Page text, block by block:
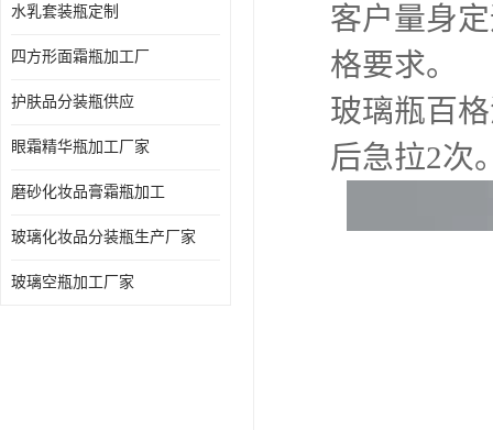
水乳套装瓶定制
四方形面霜瓶加工厂
护肤品分装瓶供应
眼霜精华瓶加工厂家
磨砂化妆品膏霜瓶加工
玻璃化妆品分装瓶生产厂家
玻璃空瓶加工厂家
客户量身
格要求。
玻璃瓶百
后急拉2次